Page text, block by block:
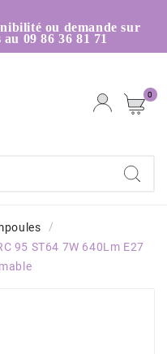
ou demande sur
09 86 36 81 71
0
95 ST64 7W 640Lm E27